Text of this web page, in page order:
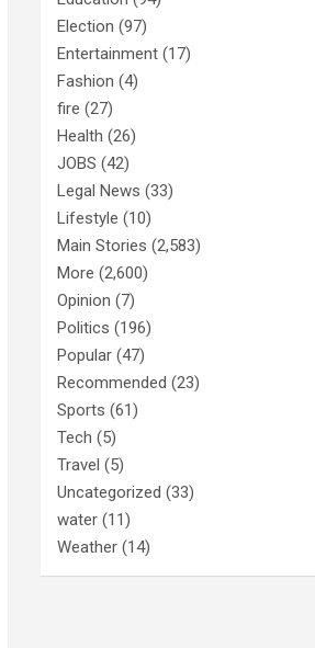
Election (97)
Entertainment (17)
Fashion (4)
fire (27)
Health (26)
JOBS (42)
Legal News (33)
Lifestyle (10)
Main Stories (2,583)
More (2,600)
Opinion (7)
Politics (196)
Popular (47)
Recommended (23)
Sports (61)
Tech (5)
Travel (5)
Uncategorized (33)
water (11)
Weather (14)